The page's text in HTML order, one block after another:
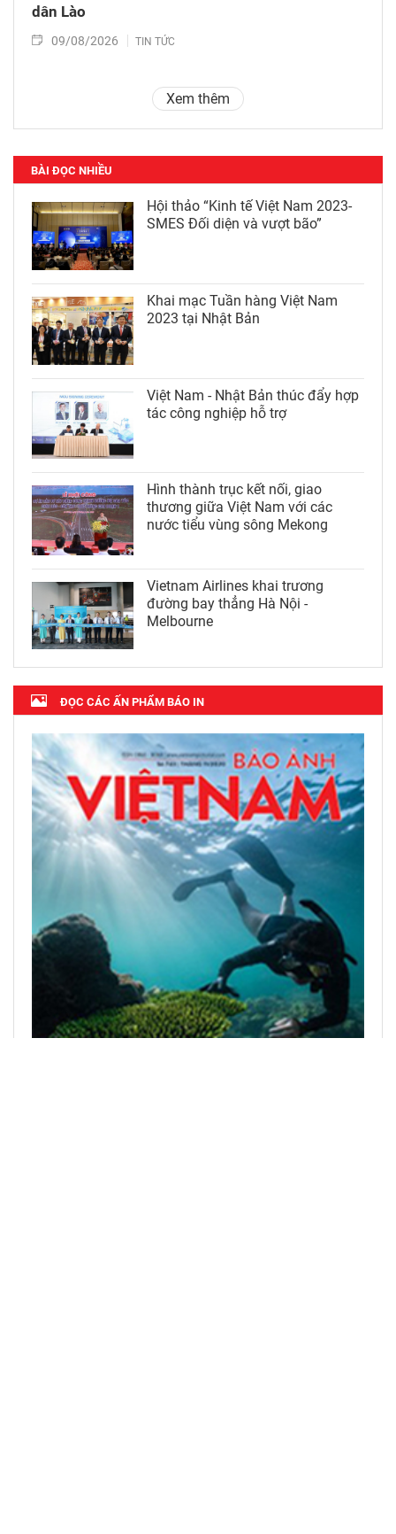
dân Lào
09/08/2026 TIN TỨC
Xem thêm
BÀI ĐỌC NHIỀU
Hội thảo “Kinh tế Việt Nam 2023-
SMES Đối diện và vượt bão”
Khai mạc Tuần hàng Việt Nam
2023 tại Nhật Bản
Việt Nam - Nhật Bản thúc đẩy hợp
tác công nghiệp hỗ trợ
Hình thành trục kết nối, giao
thương giữa Việt Nam với các
nước tiểu vùng sông Mekong
Vietnam Airlines khai trương
đường bay thẳng Hà Nội -
Melbourne
ĐỌC CÁC ẤN PHẨM BÁO IN